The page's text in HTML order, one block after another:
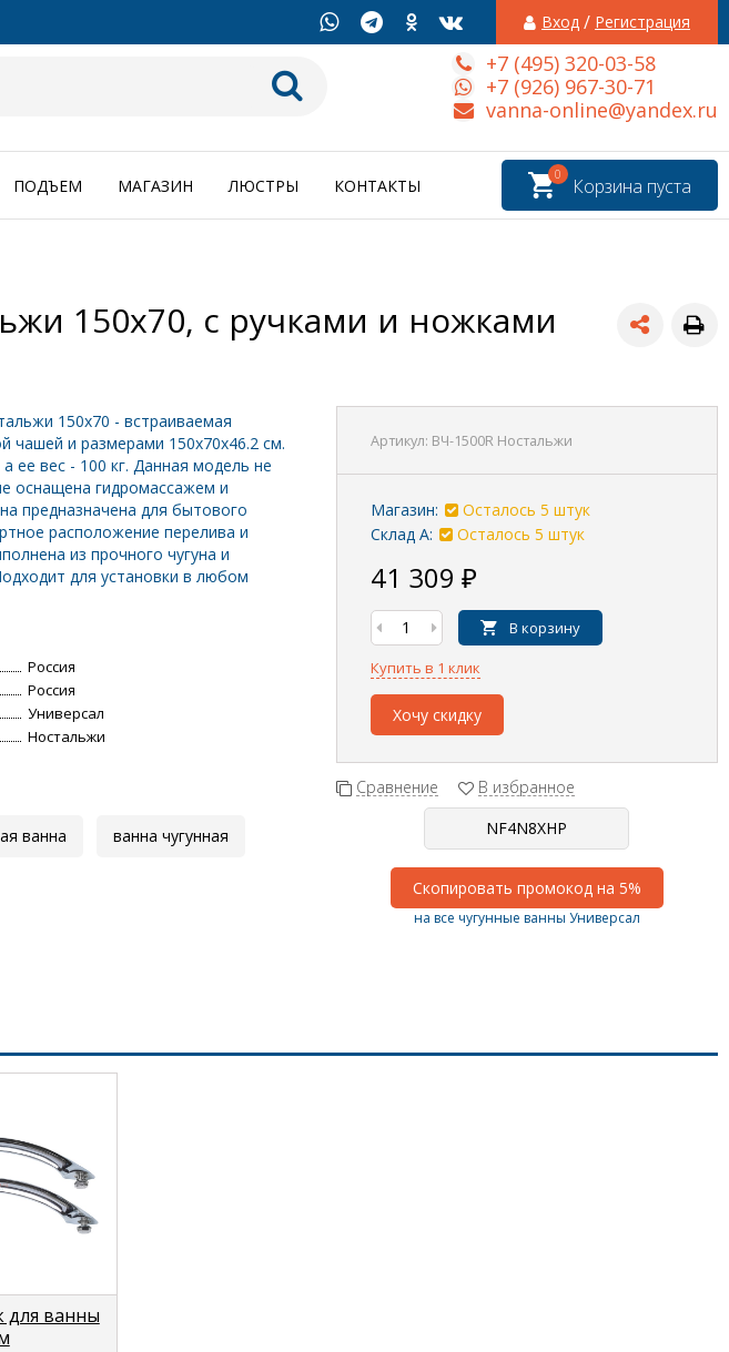
Вход / Регистрация
+7 (495) 320-03-58
+7 (926) 967-30-71
vanna-online@yandex.ru
Корзина пуста
0
ПОДЪЕМ МАГАЗИН ЛЮСТРЫ КОНТАКТЫ
150x70, с ручками и ножками
Артикул: ВЧ-1500R Ностальжи
Магазин:
Осталось 5 штук
Склад А:
Осталось 5 штук
41 309 ₽
В корзину
Купить в 1 клик
Хочу скидку
Сравнение В избранное
Скопировать промокод на 5%
на все чугунные ванны Универсал
150x70 - встраиваемая
чашей и размерами 150x70x46.2 см.
ее вес - 100 кг. Данная модель не
оснащена гидромассажем и
предназначена для бытового
расположение перелива и
из прочного чугуна и
для установки в любом
Россия
Россия
Универсал
Ностальжи
ванна ванна чугунная
для ванны